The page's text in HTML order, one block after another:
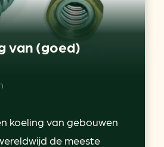
van (goed)
koeling van gebouwen
de meeste